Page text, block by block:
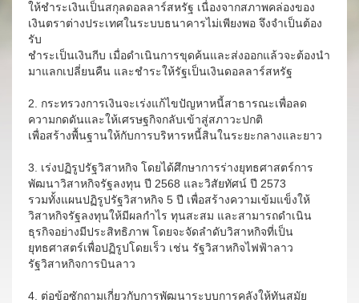
ให้ชำระเงินเป็นสกุลดอลลาร์สหรัฐ เนื่องจากสภาพคล่องของ
เงินตราต่างประเทศในระบบธนาคารไม่เพียงพอ จึงจำเป็นต้อง
รับ
ชำระเป็นเงินกีบ เมื่อดำเนินการขุดค้นและส่งออกแล้วจะต้องนำ
มาแลกเปลี่ยนคืน และชำระให้รัฐเป็นเงินดอลลาร์สหรัฐ
2. กระทรวงการเงินจะเร่งแก้ไขปัญหาหนี้สาธารณะเพื่อลด
ความกดดันและให้เศรษฐกิจกลับเข้าสู่สภาวะปกติ
เพื่อสร้างพื้นฐานให้กับการบริหารหนี้สินในระยะกลางและยาว
3. เร่งปฏิรูปรัฐวิสาหกิจ โดยได้ศึกษาการร่างยุทธศาสตร์การ
พัฒนาวิสาหกิจรัฐลงทุน ปี 2568 และวิสัยทัศน์ ปี 2573
รวมทั้งแผนปฏิรูปรัฐวิสาหกิจ 5 ปี เพื่อสร้างความเข้มแข็งให้
วิสาหกิจรัฐลงทุนให้มีผลกำไร ทุนสะสม และสามารถดำเนิน
ธุรกิจอย่างมีประสิทธิภาพ โดยจะจัดลำดับวิสาหกิจที่เป็น
ยุทธศาสตร์เพื่อปฏิรูปโดยเร็ว เช่น รัฐวิสาหกิจไฟฟ้าลาว
รัฐวิสาหกิจการบินลาว
4. ต่อข้อซักถามเกี่ยวกับการพัฒนาระบบการคลังให้ทันสมัย